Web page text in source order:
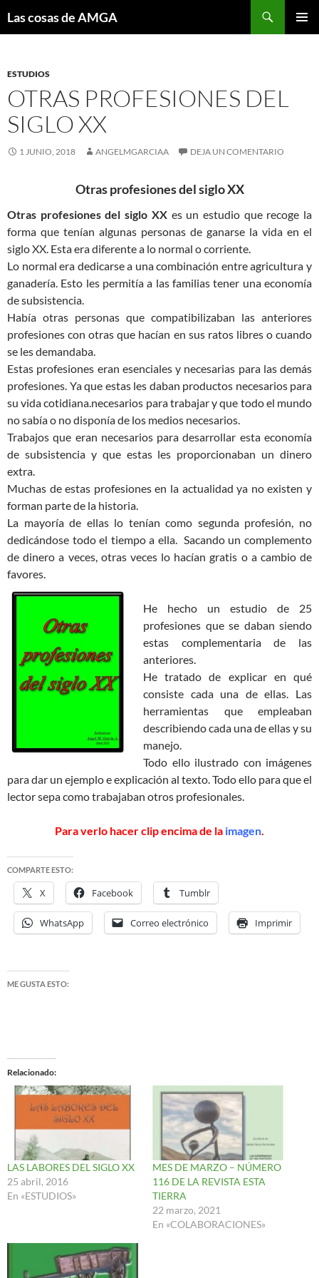
Las cosas de AMGA
ESTUDIOS
OTRAS PROFESIONES DEL
SIGLO XX
1 JUNIO, 2018 ANGELMGARCIAA DEJA UN COMENTARIO
Otras profesiones del siglo XX
Otras profesiones del siglo XXes un estudio que recoge la
forma que tenían algunas personas de ganarse la vida en el
siglo XX. Esta era diferente a lo normal o corriente.
Lo normal era dedicarse a una combinación entre agricultura y
ganadería. Esto les permitía a las familias tener una economía
de subsistencia.
Había otras personas que compatibilizaban las anteriores
profesiones con otras que hacían en sus ratos libres o cuando
se les demandaba.
Estas profesiones eran esenciales y necesarias para las demás
profesiones. Ya que estas les daban productos necesarios para
su vida cotidiana.necesarios para trabajar y que todo el mundo
no sabía o no disponía de los medios necesarios.
Trabajos que eran necesarios para desarrollar esta economía
de subsistencia y que estas les proporcionaban un dinero
extra.
Muchas de estas profesiones en la actualidad ya no existen y
forman parte de la historia.
La mayoría de ellas lo tenían como segunda profesión, no
dedicándose todo el tiempo a ella. Sacando un complemento
de dinero a veces, otras veces lo hacían gratis o a cambio de
favores.
He hecho un estudio de 25
profesiones que se daban siendo
estas complementaria de las
anteriores.
He tratado de explicar en qué
consiste cada una de ellas. Las
herramientas que empleaban
describiendo cada una de ellas y su
manejo.
Todo ello ilustrado con imágenes
para dar un ejemplo e explicación al texto. Todo ello para que el
lector sepa como trabajaban otros profesionales.
Para verlo hacer clip encima de la imagen.
COMPARTE ESTO:
X Facebook Tumblr
WhatsApp Correo electrónico Imprimir
ME GUSTA ESTO:
Relacionado
LAS LABORES DEL SIGLO XX
25 abril, 2016
En «ESTUDIOS»
MES DE MARZO – NÚMERO
116 DE LA REVISTA ESTA
TIERRA
22 marzo, 2021
En «COLABORACIONES»